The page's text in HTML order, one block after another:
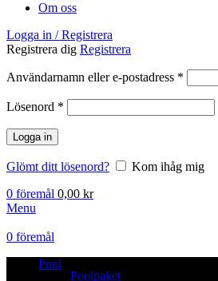
Om oss
Logga in / Registrera
Registrera dig Registrera
Användarnamn eller e-postadress *
Lösenord *
Logga in
Glömt ditt lösenord?
Kom ihåg mig
0 föremål 0,00 kr
Menu
0 föremål
Pool
Poolpaket